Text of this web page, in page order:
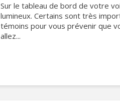
Sur le tableau de bord de votre
lumineux. Certains sont très
témoins pour vous prévenir que
allez...